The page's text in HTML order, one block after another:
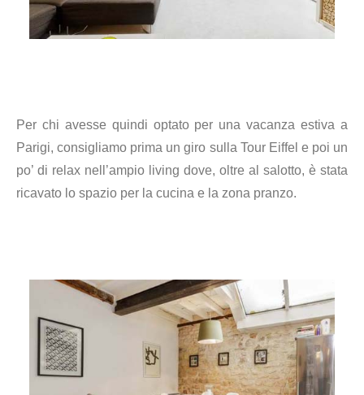
Per chi avesse quindi optato per una vacanza estiva a
Parigi, consigliamo prima un giro sulla Tour Eiffel e poi un
po’ di relax nell’ampio living dove, oltre al salotto, è stata
ricavato lo spazio per la cucina e la zona pranzo.